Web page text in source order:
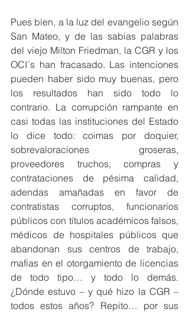
Pues bien, a la luz del evangelio según
San Mateo, y de las sabias palabras
del viejo Milton Friedman, la CGR y los
OCI´s han fracasado. Las intenciones
pueden haber sido muy buenas, pero
los resultados han sido todo lo
contrario. La corrupción rampante en
casi todas las instituciones del Estado
lo dice todo: coimas por doquier,
sobrevaloraciones groseras,
proveedores truchos, compras y
contrataciones de pésima calidad,
adendas amañadas en favor de
contratistas corruptos, funcionarios
públicos con títulos académicos falsos,
médicos de hospitales públicos que
abandonan sus centros de trabajo,
mafias en el otorgamiento de licencias
de todo tipo… y todo lo demás.
¿Dónde estuvo – y qué hizo la CGR –
todos estos años? Repito… por sus